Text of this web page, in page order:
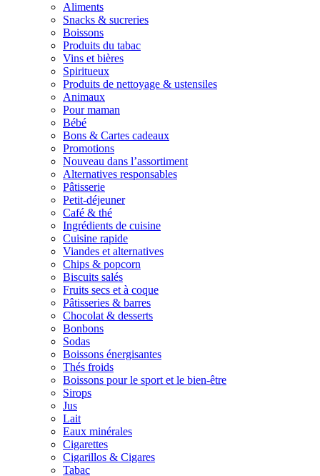
Aliments
Snacks & sucreries
Boissons
Produits du tabac
Vins et bières
Spiritueux
Produits de nettoyage & ustensiles
Animaux
Pour maman
Bébé
Bons & Cartes cadeaux
Promotions
Nouveau dans l’assortiment
Alternatives responsables
Pâtisserie
Petit-déjeuner
Café & thé
Ingrédients de cuisine
Cuisine rapide
Viandes et alternatives
Chips & popcorn
Biscuits salés
Fruits secs et à coque
Pâtisseries & barres
Chocolat & desserts
Bonbons
Sodas
Boissons énergisantes
Thés froids
Boissons pour le sport et le bien-être
Sirops
Jus
Lait
Eaux minérales
Cigarettes
Cigarillos & Cigares
Tabac